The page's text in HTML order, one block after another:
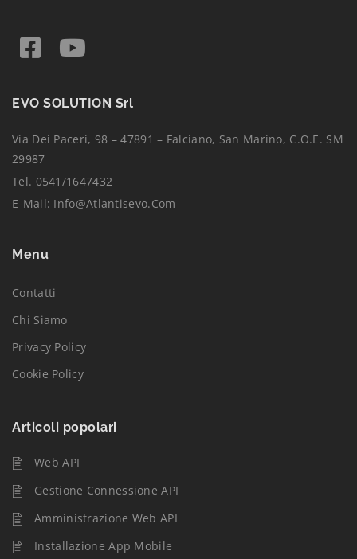
EVO SOLUTION Srl
Via Dei Paceri, 98 – 47891 – Falciano, San Marino, C.O.E. SM
29987
Tel. 0541/1647432
E-Mail: Info@atlantisevo.com
Menu
Contatti
Chi Siamo
Privacy Policy
Cookie Policy
Articoli popolari
Web API
Gestione Connessione API
Amministrazione Web API
Installazione App Mobile